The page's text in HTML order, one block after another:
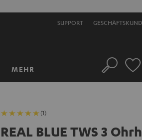
SUPPORT
MEHR Suche
(1)
REAL BLUE TWS 3